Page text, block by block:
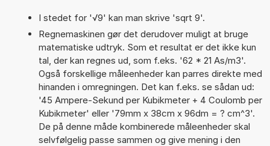
I stedet for '√9' kan man skrive 'sqrt 9'.
Regnemaskinen gør det derudover muligt at bruge
matematiske udtryk. Som et resultat er det ikke kun
tal, der kan regnes ud, som f.eks. '62 * 21 As/m3'.
Også forskellige måleenheder kan parres direkte med
hinanden i omregningen. Det kan f.eks. se sådan ud:
'45 Ampere-Sekund per Kubikmeter + 4 Coulomb per
Kubikmeter' eller '79mm x 38cm x 96dm = ? cm^3'.
De på denne måde kombinerede måleenheder skal
selvfølgelig passe sammen og give mening i den